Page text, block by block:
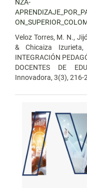
NZA-
Veloz Torres, M. N.,
& Chicaiza
INTEGRACIÓN
DOCENTES DE
Innovadora, 3(3),